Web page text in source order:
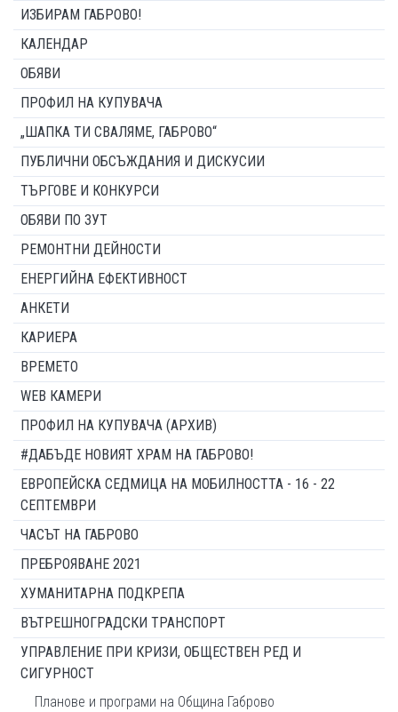
ИЗБИРАМ ГАБРОВО!
КАЛЕНДАР
ОБЯВИ
ПРОФИЛ НА КУПУВАЧА
„ШАПКА ТИ СВАЛЯМЕ, ГАБРОВО“
ПУБЛИЧНИ ОБСЪЖДАНИЯ И ДИСКУСИИ
ТЪРГОВЕ И КОНКУРСИ
ОБЯВИ ПО ЗУТ
РЕМОНТНИ ДЕЙНОСТИ
ЕНЕРГИЙНА ЕФЕКТИВНОСТ
АНКЕТИ
КАРИЕРА
ВРЕМЕТО
WEB КАМЕРИ
ПРОФИЛ НА КУПУВАЧА (АРХИВ)
#ДАБЪДЕ НОВИЯТ ХРАМ НА ГАБРОВО!
ЕВРОПЕЙСКА СЕДМИЦА НА МОБИЛНОСТТА - 16 - 22
СЕПТЕМВРИ
ЧАСЪТ НА ГАБРОВО
ПРЕБРОЯВАНЕ 2021
ХУМАНИТАРНА ПОДКРЕПА
ВЪТРЕШНОГРАДСКИ ТРАНСПОРТ
УПРАВЛЕНИЕ ПРИ КРИЗИ, ОБЩЕСТВЕН РЕД И
СИГУРНОСТ
Планове и програми на Община Габрово